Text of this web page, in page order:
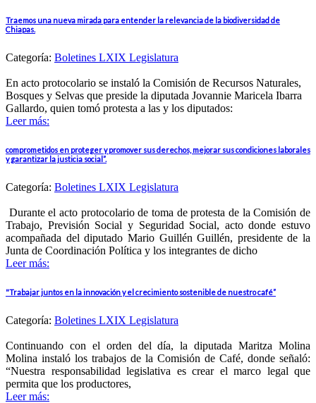
Traemos una nueva mirada para entender la relevancia de la biodiversidad de
Chiapas.
Categoría: Boletines LXIX Legislatura
En acto protocolario se instaló la Comisión de Recursos Naturales,
Bosques y Selvas que preside la diputada Jovannie Maricela Ibarra
Gallardo, quien tomó protesta a las y los diputados:
Leer más:
comprometidos en proteger y promover sus derechos, mejorar sus condiciones laborales
y garantizar la justicia social”.
Categoría: Boletines LXIX Legislatura
Durante el acto protocolario de toma de protesta de la Comisión de
Trabajo, Previsión Social y Seguridad Social, acto donde estuvo
acompañada del diputado Mario Guillén Guillén, presidente de la
Junta de Coordinación Política y los integrantes de dicho
Leer más:
"Trabajar juntos en la innovación y el crecimiento sostenible de nuestro café”
Categoría: Boletines LXIX Legislatura
Continuando con el orden del día, la diputada Maritza Molina
Molina instaló los trabajos de la Comisión de Café, donde señaló:
“Nuestra responsabilidad legislativa es crear el marco legal que
permita que los productores,
Leer más: